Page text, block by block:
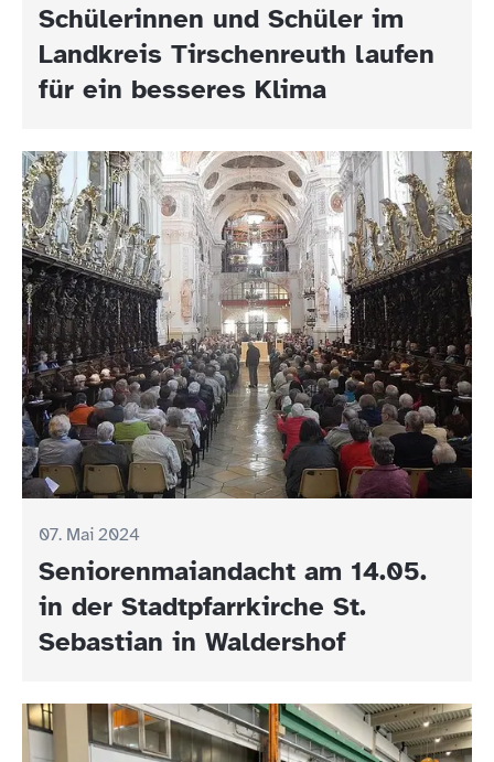
Schülerinnen und Schüler im
Landkreis Tirschenreuth laufen
für ein besseres Klima
07. Mai 2024
Seniorenmaiandacht am 14.05.
in der Stadtpfarrkirche St.
Sebastian in Waldershof